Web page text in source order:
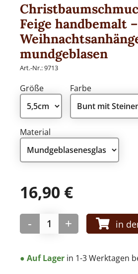
Kinderwelt
Mini Formen und
Herzen
MANUFAKTUREN
Weihnachtskugel
Feige handbemalt –
mundgeblasen
Art.-Nr.:9713
Größe Farbe
Material
16,90 €
- + in
● Auf Lager in 1-3 Werktagen